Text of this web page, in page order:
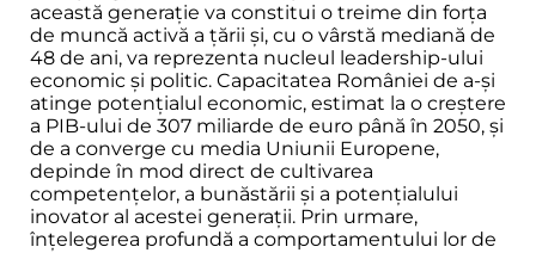
această generație va constitui o treime din forța
de muncă activă a țării și, cu o vârstă mediană de
48 de ani, va reprezenta nucleul leadership-ului
economic și politic. Capacitatea României de a-și
atinge potențialul economic, estimat la o creștere
a PIB-ului de 307 miliarde de euro până în 2050, și
de a converge cu media Uniunii Europene,
depinde în mod direct de cultivarea
competențelor, a bunăstării și a potențialului
inovator al acestei generații. Prin urmare,
înțelegerea profundă a comportamentului lor de